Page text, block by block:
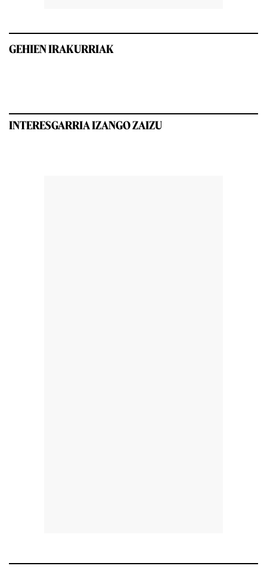
GEHIEN IRAKURRIAK
INTERESGARRIA IZANGO ZAIZU